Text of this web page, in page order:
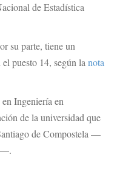
de Estadística
su parte, tiene un
puesto 14, según la nota
Ingeniería en
de la universidad que
de Compostela —